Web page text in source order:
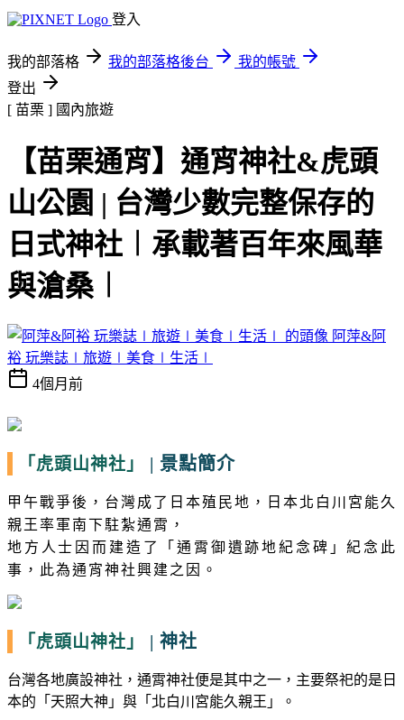
登入
我的部落格 我的部落格後台
我的帳號
登出
[ 苗栗 ] 國內旅遊
【苗栗通宵】通宵神社&虎頭
山公園 | 台灣少數完整保存的
日式神社︱承載著百年來風華
與滄桑︱
阿萍&阿
裕 玩樂誌∣旅遊∣美食∣生活∣
4個月前
「虎頭山神社」 | 景點簡介
甲午戰爭後，台灣成了日本殖民地，日本北白川宮能久
親王率軍南下駐紮通霄，
地方人士因而建造了「通霄御遺跡地紀念碑」紀念此
事，此為通宵神社興建之因。
「虎頭山神社」 | 神社
台灣各地廣設神社，通霄神社便是其中之一，主要祭祀的是日
本的「天照大神」 與 「北白川宮能久親王」。